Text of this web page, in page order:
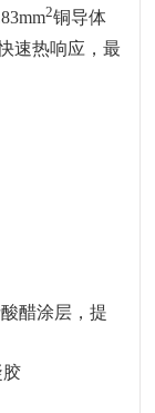
2铜导体
速热响应，最
醋涂层，提
胶